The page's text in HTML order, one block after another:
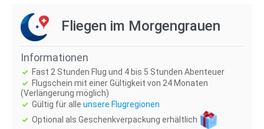
Fliegen im Morgengrauen
Informationen
Fast 2 Stunden Flug und 4 bis 5 Stunden Abenteuer
Flugschein mit einer Gültigkeit von 24 Monaten
(Verlängerung möglich)
Gültig für alle unsere Flugregionen
Optional als Geschenkverpackung erhältlich